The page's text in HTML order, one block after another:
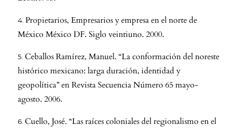
Propietarios, Empresarios y empresa en el norte de
México México DF. Siglo veintiuno. 2000.
Ceballos Ramírez, Manuel. “La conformación del noreste
histórico mexicano: larga duración, identidad y
geopolítica” en Revista Secuencia Número 65 mayo-
agosto. 2006.
Cuello, José. “Las raíces coloniales del regionalismo en el